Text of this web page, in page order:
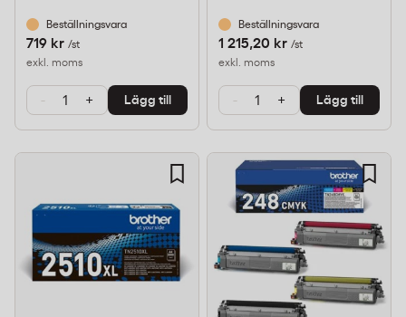
Beställningsvara
719 kr /st
exkl. moms
- + Lägg till
Beställningsvara
1 215,20 kr /st
exkl. moms
- + Lägg till